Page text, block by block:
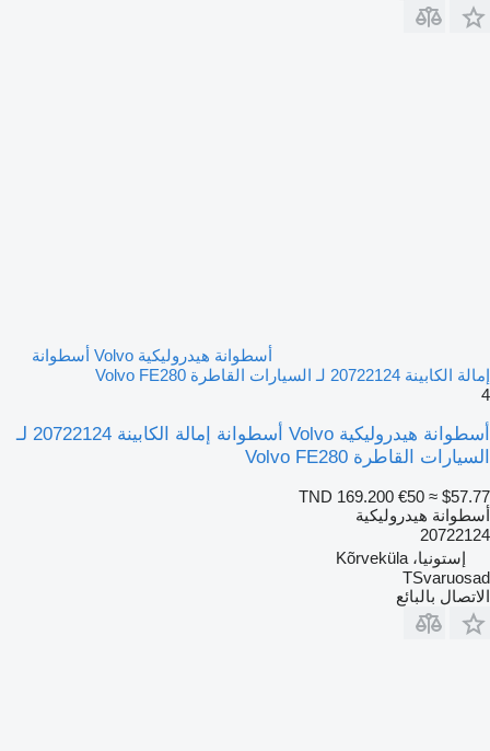
أسطوانة هيدروليكية Volvo أسطوانة
إمالة الكابينة 20722124 لـ السيارات القاطرة Volvo FE280
4
أسطوانة هيدروليكية Volvo أسطوانة إمالة الكابينة 20722124 لـ
السيارات القاطرة Volvo FE280
TND 169.200 €50 ≈ $57.77
أسطوانة هيدروليكية
20722124
إستونيا، Kõrveküla
TSvaruosad
الاتصال بالبائع